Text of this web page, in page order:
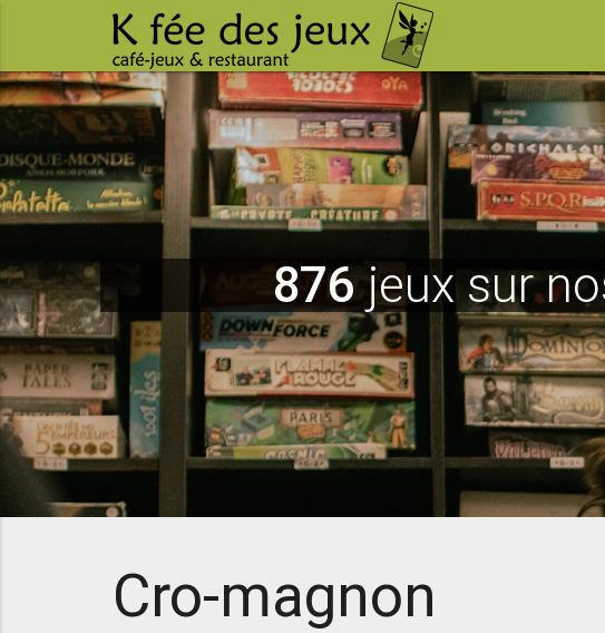
876jeux sur
Cro-magnon